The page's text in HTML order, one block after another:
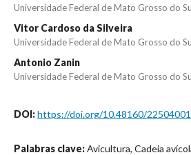
Universidade Federal de Mato Grosso do
Vitor Cardoso da Silveira
Universidade Federal de Mato Grosso do
Antonio Zanin
Universidade Federal de Mato Grosso do
DOI:https://doi.org/10.48160/
Palabras clave:Avicultura, Cadeia